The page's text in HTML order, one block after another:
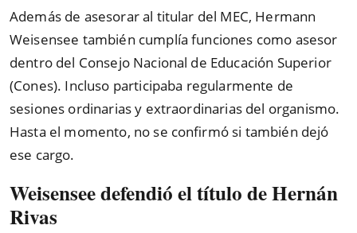
Además de asesorar al titular del MEC, Hermann
Weisensee también cumplía funciones como asesor
dentro del Consejo Nacional de Educación Superior
(Cones). Incluso participaba regularmente de
sesiones ordinarias y extraordinarias del organismo.
Hasta el momento, no se confirmó si también dejó
ese cargo.
Weisensee defendió el título de Hernán
Rivas